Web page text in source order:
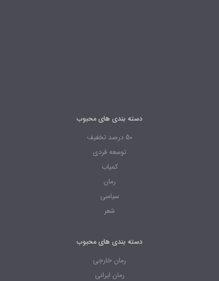
دسته بندی های محبوب
توسعه فردی
دسته بندی های محبوب
رمان خارجی
رمان ایرانی